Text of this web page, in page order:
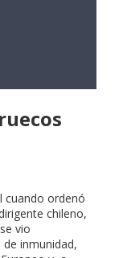
cuando ordenó
chileno,
vio
inmunidad,